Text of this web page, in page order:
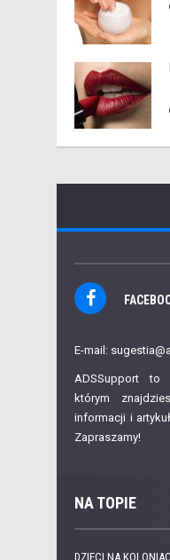
E-mail:
ADSSupport to
którym
informacji i
Zapraszamy!
NA TOPIE
DZIECI NA